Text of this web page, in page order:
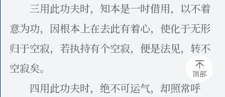
三用此功夫时，知本是一时借用，以不着
意为功，因根本上在去此有着心，使化于无形
归于空寂，若执持有个空寂，便是法见，转不
空寂矣。
四用此功夫时，绝不可运气，却照常呼
顶部